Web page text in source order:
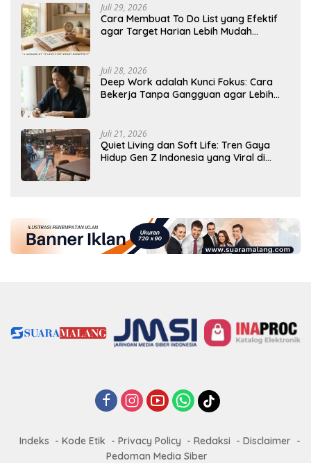
Juli 29, 2026
Cara Membuat To Do List yang Efektif
agar Target Harian Lebih Mudah
Juli 28, 2026
Deep Work adalah Kunci Fokus: Cara
Bekerja Tanpa Gangguan agar Lebih
Juli 21, 2026
Quiet Living dan Soft Life: Tren Gaya
Hidup Gen Z Indonesia yang Viral di
Indeks Kode Etik Privacy Policy Redaksi
Disclaimer
Pedoman Media Siber